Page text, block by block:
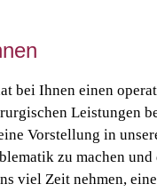
bei Ihnen einen
Leistungen
Vorstellung in
zu machen und
viel Zeit nehmen,